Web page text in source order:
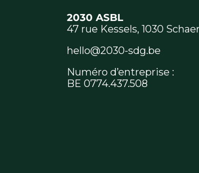
2030 ASBL
47 rue Kessels, 1030
hello@2030-sdg.be
Numéro d’entreprise :
BE 0774.437.508